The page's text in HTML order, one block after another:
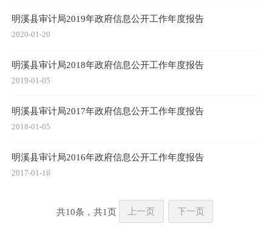
明溪县审计局2019年政府信息公开工作年度报告
2020-01-20
明溪县审计局2018年政府信息公开工作年度报告
2019-01-05
明溪县审计局2017年政府信息公开工作年度报告
2018-01-05
明溪县审计局2016年政府信息公开工作年度报告
2017-01-16
共10条，共1页 上一页 下一页